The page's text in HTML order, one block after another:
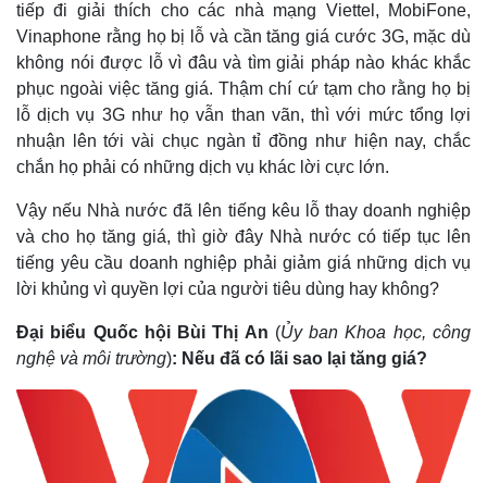
Kinh tế
Bất động sản
Khởi nghiệp
Thị trường
Giá vàng
Tiêu dùng
Tỷ giá
Chứng khoán
Giá cà phê
tiếp đi giải thích cho các nhà mạng Viettel, MobiFone,
Vinaphone rằng họ bị lỗ và cần tăng giá cước 3G, mặc dù
không nói được lỗ vì đâu và tìm giải pháp nào khác khắc
phục ngoài việc tăng giá. Thậm chí cứ tạm cho rằng họ bị
lỗ dịch vụ 3G như họ vẫn than vãn, thì với mức tổng lợi
nhuận lên tới vài chục ngàn tỉ đồng như hiện nay, chắc
chắn họ phải có những dịch vụ khác lời cực lớn.
Vậy nếu Nhà nước đã lên tiếng kêu lỗ thay doanh nghiệp
và cho họ tăng giá, thì giờ đây Nhà nước có tiếp tục lên
tiếng yêu cầu doanh nghiệp phải giảm giá những dịch vụ
lời khủng vì quyền lợi của người tiêu dùng hay không?
Đại biểu Quốc hội Bùi Thị An (Ủy ban Khoa học, công
nghệ và môi trường): Nếu đã có lãi sao lại tăng giá?